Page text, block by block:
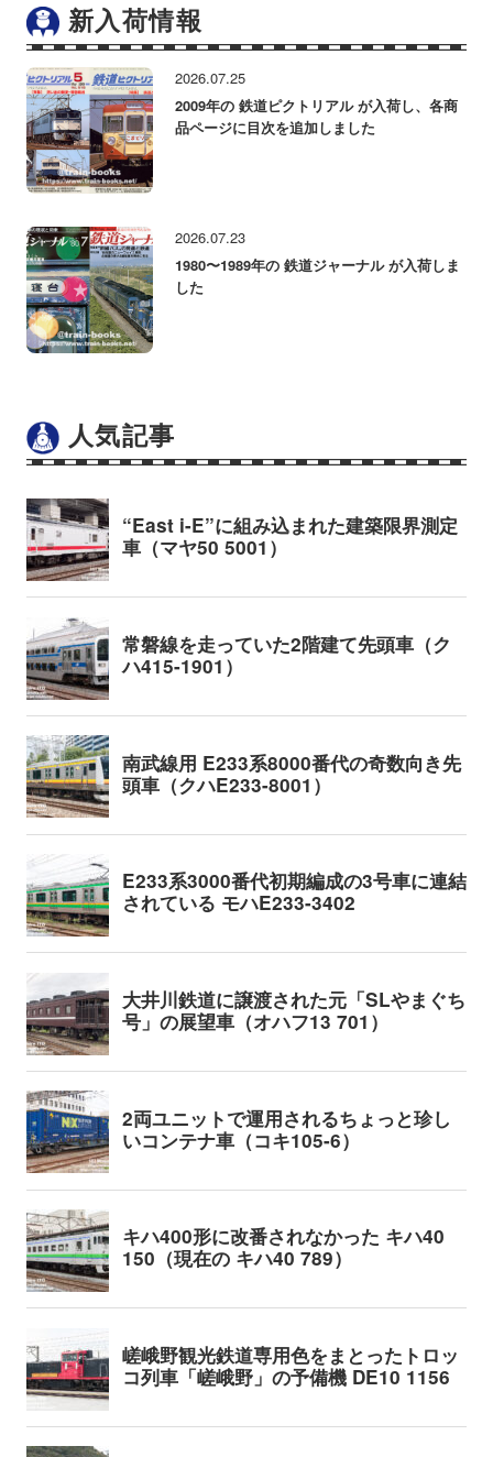
新入荷情報
2026.07.25
2009年の 鉄道ピクトリアル が入荷し、各商
品ページに目次を追加しました
2026.07.23
1980〜1989年の 鉄道ジャーナル が入荷しま
した
人気記事